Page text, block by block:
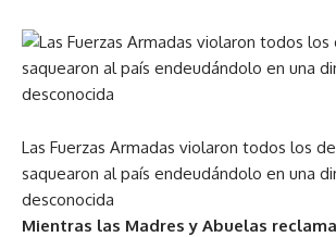
Las Fuerzas Armadas violaron todos los
saquearon al país endeudándolo en una
desconocida
Mientras las Madres y Abuelas